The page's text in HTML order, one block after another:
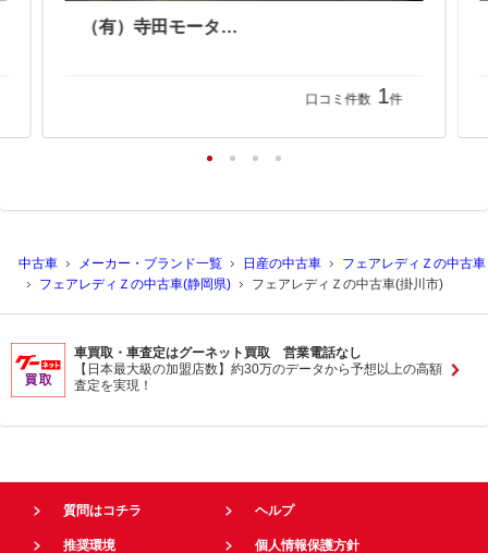
（有）寺田モータース
口コミ件数 1件
中古車 メーカー・ブランド一覧 日産の中古車
フェアレディＺの中古車
フェアレディＺの中古車(静岡県)
フェアレディＺの中古車(掛川市)
車買取・車査定はグーネット買取 営業電話なし
【日本最大級の加盟店数】約30万のデータから予想以上の高額
査定を実現！
質問はコチラ ヘルプ
推奨環境 個人情報保護方針